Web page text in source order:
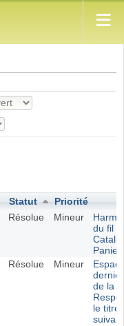
Statut Priorité
Résolue Mineur
du fil
Résolue Mineur
de la
le titre
suivant